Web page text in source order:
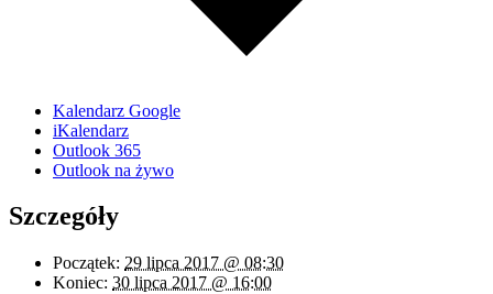
Kalendarz Google
iKalendarz
Outlook 365
Outlook na żywo
Szczegóły
Początek: 29 lipca 2017 @ 08:30
Koniec: 30 lipca 2017 @ 16:00